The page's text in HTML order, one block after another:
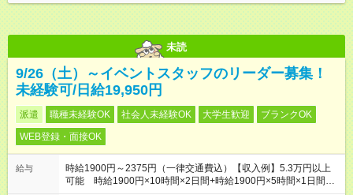
未読
9/26（土）～イベントスタッフのリーダー募集！
未経験可/日給19,950円
派遣 職種未経験OK 社会人未経験OK 大学生歓迎
ブランクOK
WEB登録・面接OK
給与
時給1900円～2375円（一律交通費込）【収入例】5.3万円以上
可能 時給1900円×10時間×2日間+時給1900円×5時間×1日間